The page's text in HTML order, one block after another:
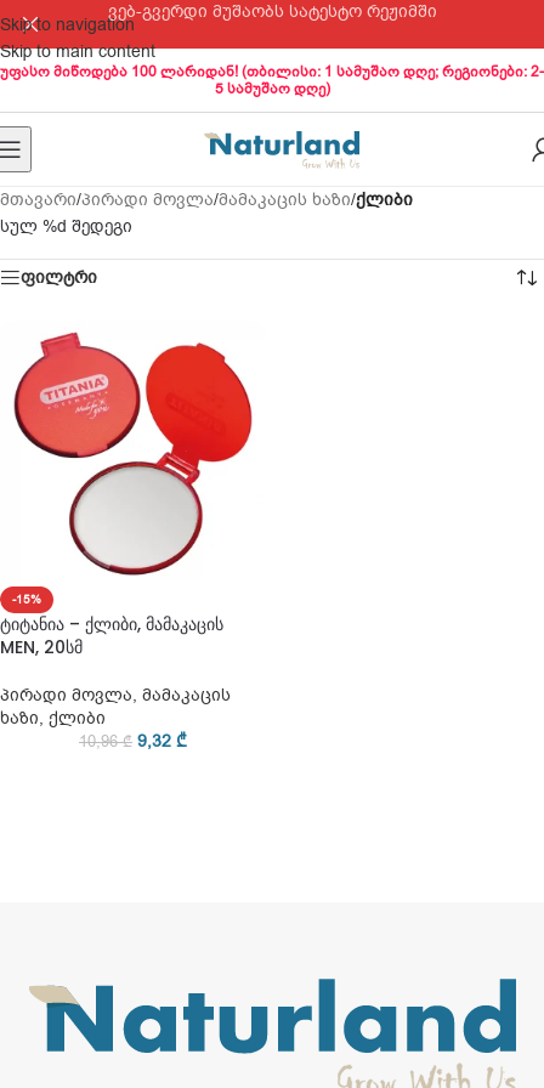
Skip to navigation
Skip to main content
ვებ-გვერდი მუშაობს სატესტო რეჟიმში
უფასო მიწოდება 100 ლარიდან! (თბილისი: 1 სამუშაო დღე; რეგიონები: 2-
5 სამუშაო დღე)
მთავარი/პირადი მოვლა/მამაკაცის ხაზი/ქლიბი
სულ %d შედეგი
ფილტრი
-15%
ტიტანია – ქლიბი, მამაკაცის
MEN, 20სმ
პირადი მოვლა, მამაკაცის
ხაზი, ქლიბი
10,96₾ 9,32 ₾